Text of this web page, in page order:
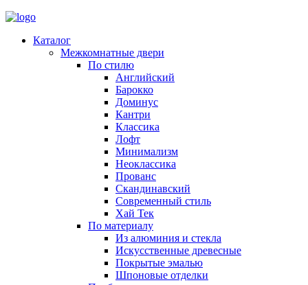
Каталог
Межкомнатные двери
По стилю
Английский
Барокко
Доминус
Кантри
Классика
Лофт
Минимализм
Неоклассика
Прованс
Скандинавский
Современный стиль
Хай Тек
По материалу
Из алюминия и стекла
Искусственные древесные
Покрытые эмалью
Шпоновые отделки